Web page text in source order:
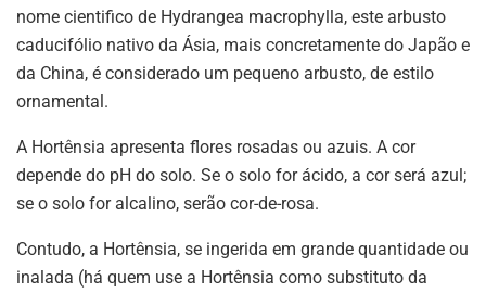
nome cientifico de Hydrangea macrophylla, este arbusto
caducifólio nativo da Ásia, mais concretamente do Japão e
da China, é considerado um pequeno arbusto, de estilo
ornamental.
A Hortênsia apresenta flores rosadas ou azuis. A cor
depende do pH do solo. Se o solo for ácido, a cor será azul;
se o solo for alcalino, serão cor-de-rosa.
Contudo, a Hortênsia, se ingerida em grande quantidade ou
inalada (há quem use a Hortênsia como substituto da